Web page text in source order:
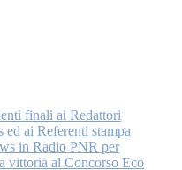
finali ai Redattori
ed ai Referenti stampa
in Radio PNR per
vittoria al Concorso Eco